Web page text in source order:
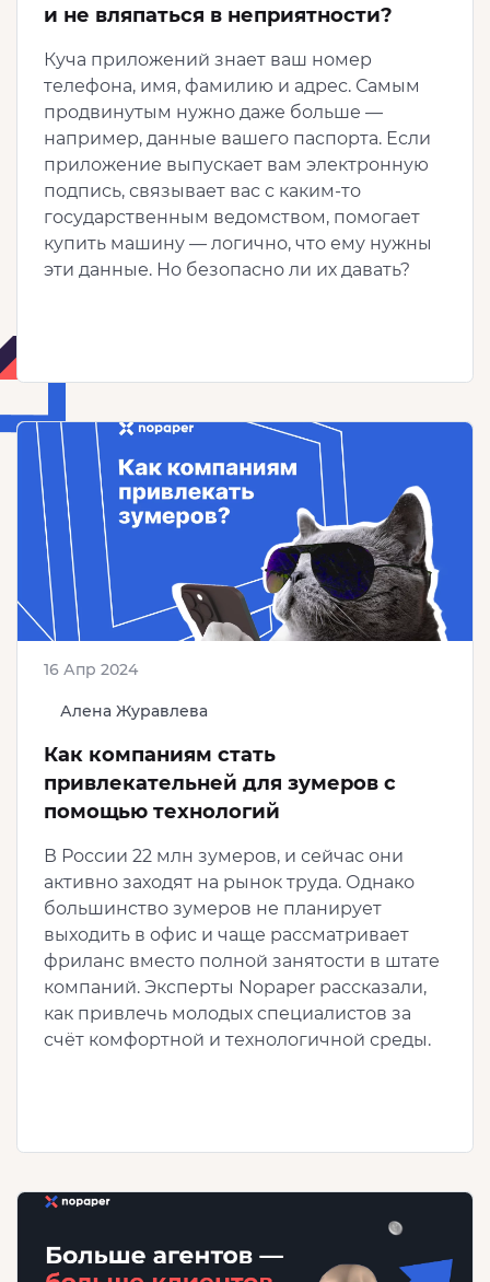
и не вляпаться в неприятности?
Куча приложений знает ваш номер
телефона, имя, фамилию и адрес. Самым
продвинутым нужно даже больше —
например, данные вашего паспорта. Если
приложение выпускает вам электронную
подпись, связывает вас с каким-то
государственным ведомством, помогает
купить машину — логично, что ему нужны
эти данные. Но безопасно ли их давать?
Алена Журавлева
16 Апр 2024
Как компаниям стать
привлекательней для зумеров с
помощью технологий
В России 22 млн зумеров, и сейчас они
активно заходят на рынок труда. Однако
большинство зумеров не планирует
выходить в офис и чаще рассматривает
фриланс вместо полной занятости в штате
компаний. Эксперты Nopaper рассказали,
как привлечь молодых специалистов за
счёт комфортной и технологичной среды.